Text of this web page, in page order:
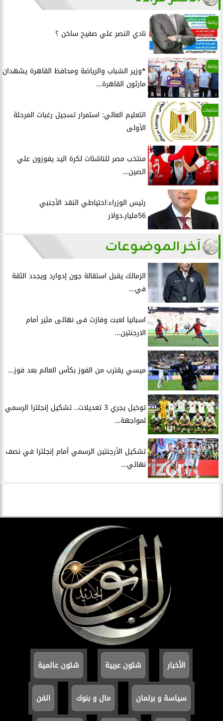
رياضة
نادي النصر علي صفيح ساخن ؟
رياضة
*وزير الشباب والرياضة ومحافظ القاهرة يشهدان
مارثون القاهرة...
متابعات
التعليم العالي: استمرار تسجيل رغبات المرحلة
الأولى
رياضة
منتخب مصر للناشئات لكرة اليد يفوزون علي
الصين...
الأخبار
رئيس الوزراء:احتياطي النقد الأجنبي
56مليار.دولار
آخر الموضوعات
الزمالك يقبل استقالة جون إدوارد ويجدد الثقة
في...
اسبانيا لعبت وفازت فى نهائى مثير أمام
الارجنتين...
ميسي يقترب من الفوز بكأس العالم بعد فوز...
توخيل يجري 3 تعديلات.. تشكيل إنجلترا الرسمي
لمواجهة...
تشكيل الأرجنتين الرسمي أمام إنجلترا في نصف
نهائي...
الأخبار شئون عربية شئون عالمية
سياسة و برلمان مال و بنوك الفن